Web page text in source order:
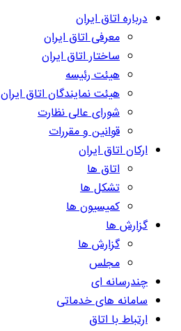
درباره اتاق ایران
معرفی اتاق ایران
ساختار اتاق ایران
هیئت رئیسه
هیئت نمایندگان اتاق ایران
شورای عالی نظارت
قوانین و مقررات
ارکان اتاق ایران
اتاق ها
تشکل ها
کمیسیون ها
گزارش ها
گزارش ها
مجلس
چندرسانه ای
سامانه های خدماتی
ارتباط با اتاق